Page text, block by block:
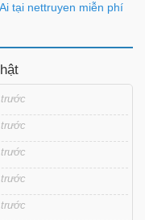
tại nettruyen miễn phí